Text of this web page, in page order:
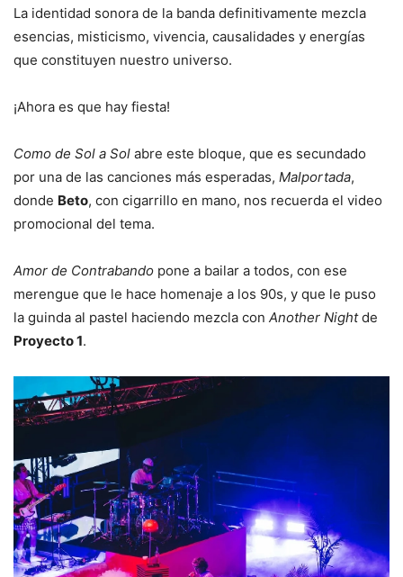
La identidad sonora de la banda definitivamente mezcla
esencias, misticismo, vivencia, causalidades y energías
que constituyen nuestro universo.
¡Ahora es que hay fiesta!
Como de Sol a Sol abre este bloque, que es secundado
por una de las canciones más esperadas, Malportada,
donde Beto, con cigarrillo en mano, nos recuerda el video
promocional del tema.
Amor de Contrabando pone a bailar a todos, con ese
merengue que le hace homenaje a los 90s, y que le puso
la guinda al pastel haciendo mezcla con Another Nightde
Proyecto 1.